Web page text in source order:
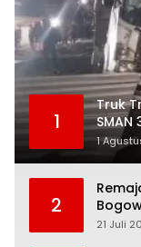
1
Truk
Dunia,
1
2
21 Juli